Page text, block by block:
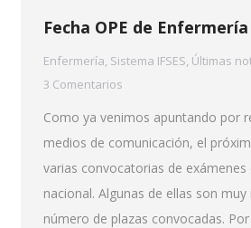
Fecha OPE de
Enfermería, Sistema IFSES, Últimas
3 Comentarios
Como ya venimos apuntando por
medios de comunicación, el
varias convocatorias de
nacional. Algunas de ellas son
número de plazas convocadas.